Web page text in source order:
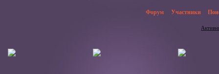
Форум Участники